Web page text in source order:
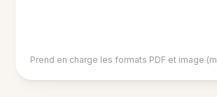
Prend en charge les formats PDF et image